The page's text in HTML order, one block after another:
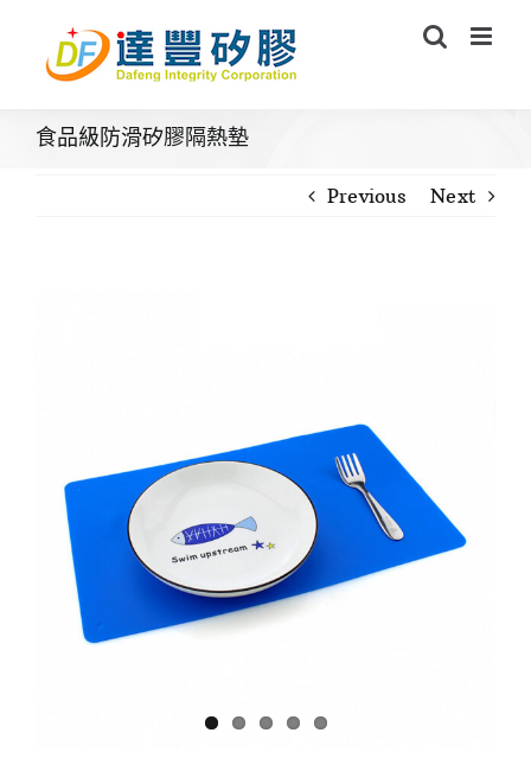
content
食品級防滑矽膠隔熱墊
Previous Next